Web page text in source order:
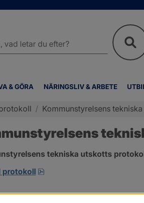
& GÖRA NÄRINGSLIV & ARBETE
/ Kommunstyrelsens
tekniska utskotts
protokoll
pdf, 501.6 kB, öppnas i